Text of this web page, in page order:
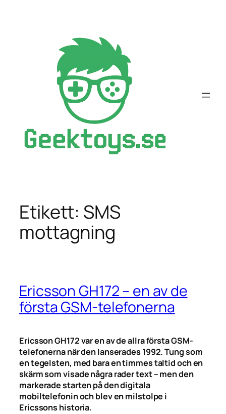
Etikett: SMS
mottagning
Ericsson GH172 – en av de
första GSM-telefonerna
Ericsson GH172 var en av de allra första GSM-
telefonerna när den lanserades 1992. Tung som
en tegelsten, med bara en timmes taltid och en
skärm som visade några rader text – men den
markerade starten på den digitala
mobiltelefonin och blev en milstolpe i
Ericssons historia.